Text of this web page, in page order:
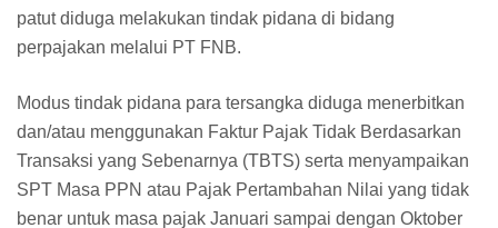
patut diduga melakukan tindak pidana di bidang
perpajakan melalui PT FNB.
Modus tindak pidana para tersangka diduga menerbitkan
dan/atau menggunakan Faktur Pajak Tidak Berdasarkan
Transaksi yang Sebenarnya (TBTS) serta menyampaikan
SPT Masa PPN atau Pajak Pertambahan Nilai yang tidak
benar untuk masa pajak Januari sampai dengan Oktober